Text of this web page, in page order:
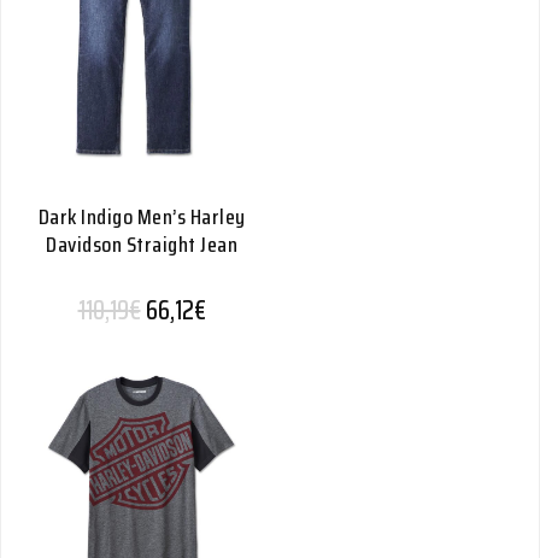
Dark Indigo Men’s Harley
Davidson Straight Jean
110,19€Alkuperäinen hinta oli: 110,19€.
66,12€Nykyinen hinta on: 66,12€.